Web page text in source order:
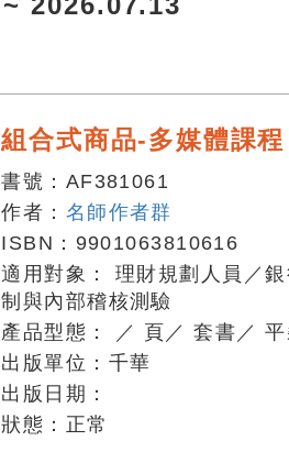
組合式商品-多媒體課程
書號： AF381061
作者： 名師作者群
ISBN： 9901063810616
適用對象：理財規劃人員／
制與內部稽核測驗
產品型態：
／ 頁 ／套書 ／平
出版單位： 千華
出版日期：
狀態： 正常